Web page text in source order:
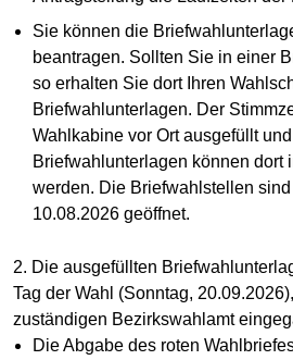
Sie können die
beantragen. Sollten Sie in einer
so erhalten Sie dort Ihren
Briefwahlunterlagen. Der
Wahlkabine vor Ort ausgefüllt
Briefwahlunterlagen können dort
werden. Die Briefwahlstellen
10.08.2026 geöffnet.
2. Die ausgefüllten
Tag der Wahl (Sonntag,
zuständigen Bezirkswahlamt
Die Abgabe des roten